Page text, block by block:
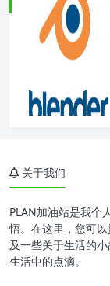
关于我们
PLAN加油站是我个
悟。在这里，您可
及一些关于生活的
生活中的点滴。